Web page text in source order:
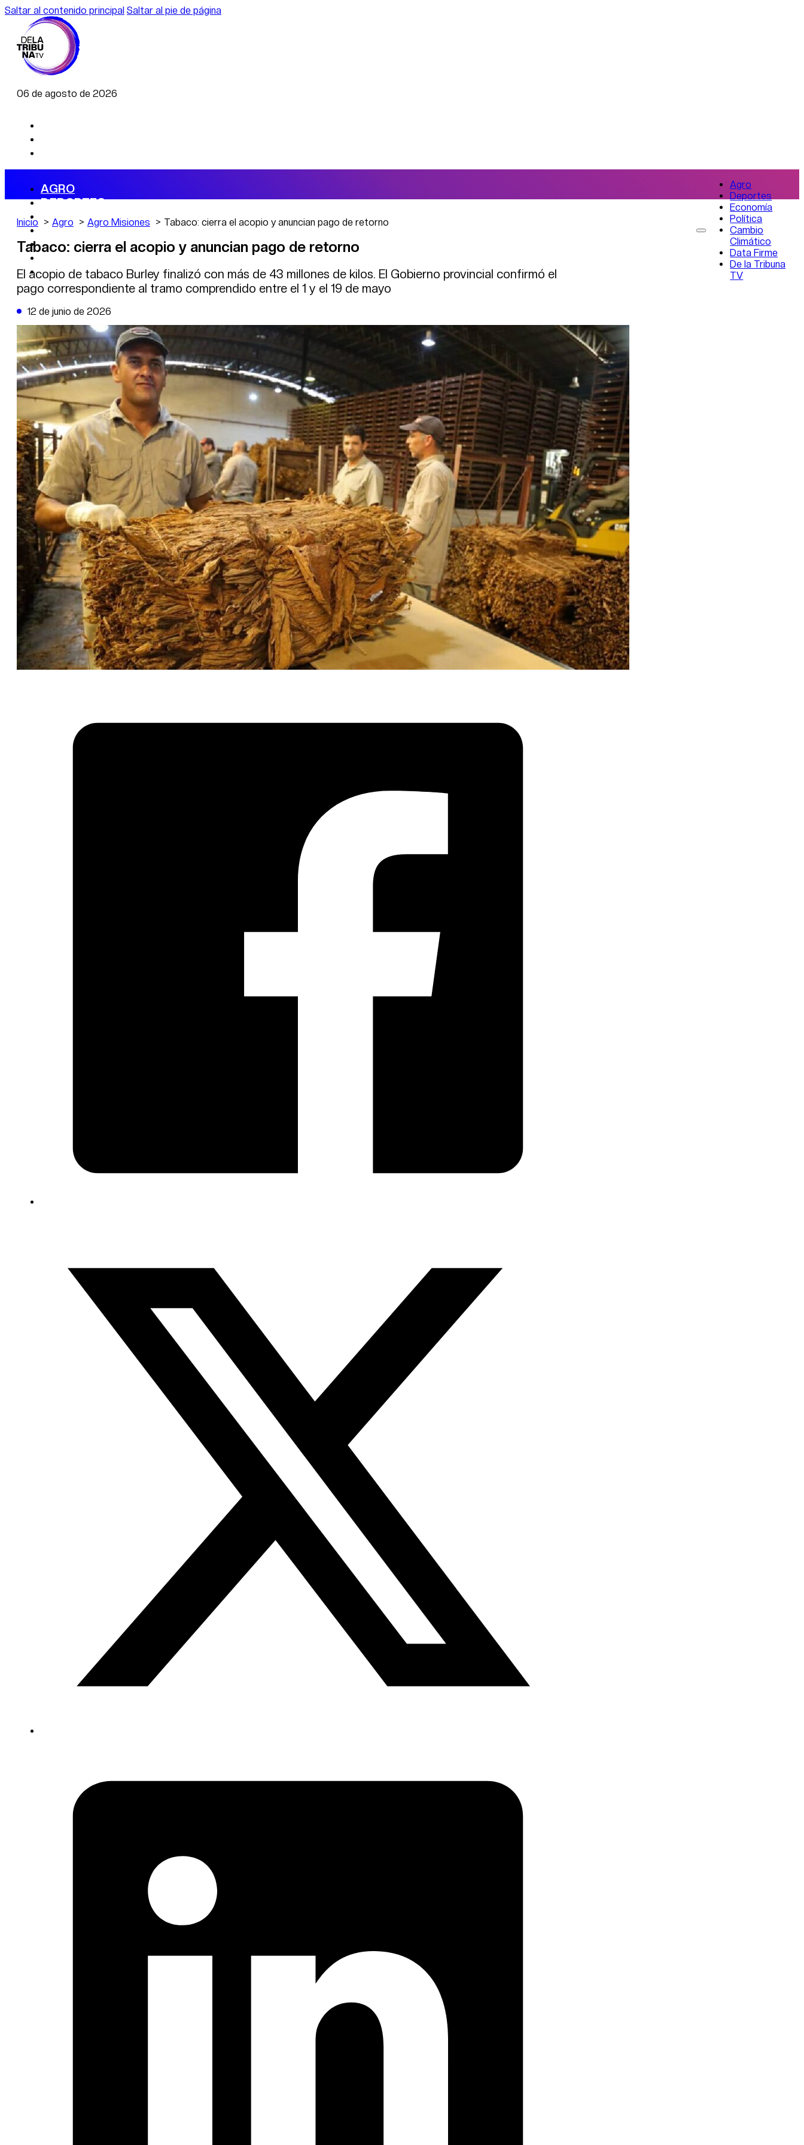
Saltar al contenido principal Saltar al pie de página
06 de agosto de 2026
AGRO
DEPORTES
ECONOMÍA
POLÍTICA
CAMBIO CLIMÁTICO
DE LA TRIBUNA TV
Agro
Deportes
Economía
Política
Cambio
Climático
Data Firme
De la Tribuna
TV
Inicio Agro Agro Misiones Tabaco: cierra el acopio y anuncian pago de retorno
Tabaco: cierra el acopio y anuncian pago de retorno
El acopio de tabaco Burley finalizó con más de 43 millones de kilos. El Gobierno provincial confirmó el
pago correspondiente al tramo comprendido entre el 1 y el 19 de mayo
12 de junio de 2026